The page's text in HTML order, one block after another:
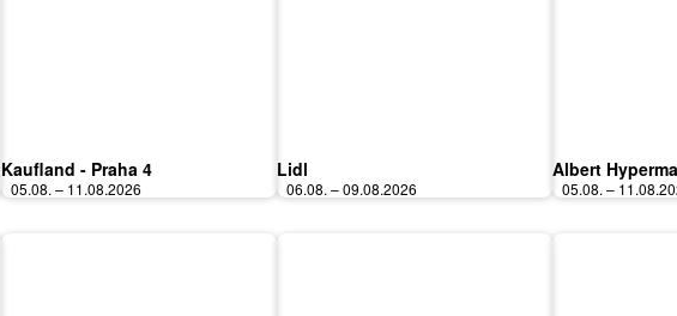
Kaufland - Praha 4
05.08. – 11.08.2026
Lidl
06.08. – 09.08.2026
Albert
05.08. –